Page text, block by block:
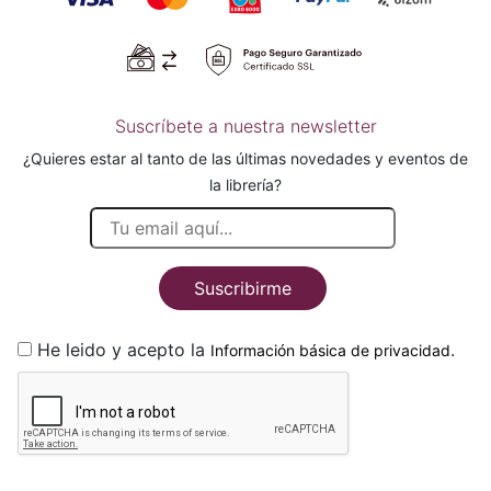
Suscríbete a nuestra newsletter
¿Quieres estar al tanto de las últimas novedades y eventos de
la librería?
Suscribirme
He leido y acepto la Información básica de privacidad.